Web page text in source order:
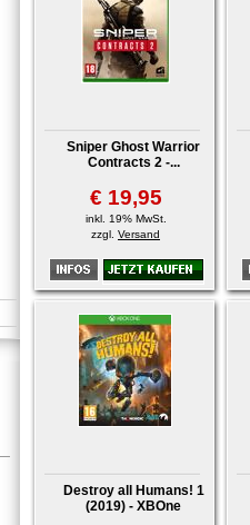
Sniper Ghost Warrior
Contracts 2 -...
€ 19,95
inkl. 19% MwSt.
zzgl. Versand
Destroy all Humans! 1
(2019) - XBOne